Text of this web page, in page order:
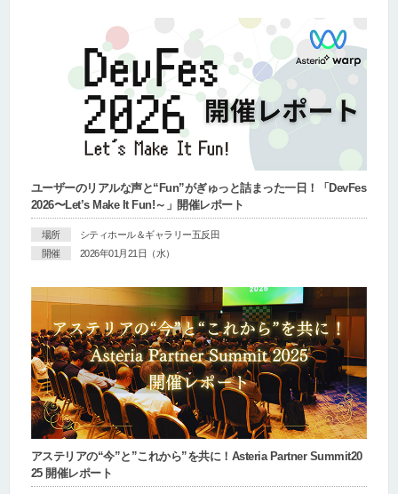
ユーザーのリアルな声と“Fun”がぎゅっと詰まった一日！「DevFes
2026〜Let’s Make It Fun!～」開催レポート
場所
シティホール＆ギャラリー五反田
開催
2026年01月21日（水）
アステリアの“今”と”これから”を共に！Asteria Partner Summit20
25 開催レポート